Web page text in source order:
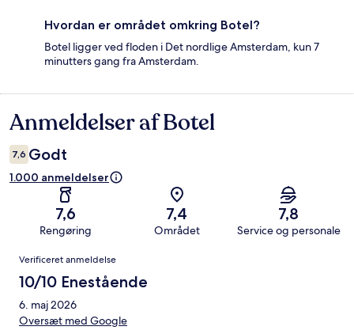
Hvordan er området omkring Botel?
Botel ligger ved floden i Det nordlige Amsterdam, kun 7
minutters gang fra Amsterdam.
Anmeldelser
Anmeldelser af Botel
7,6 Godt
1.000 anmeldelser
7,6
Rengøring
7,4
Området
7,8
Service og personale
Anmeldelser
Verificeret anmeldelse
10/10 Enestående
6. maj 2026
Oversæt med Google